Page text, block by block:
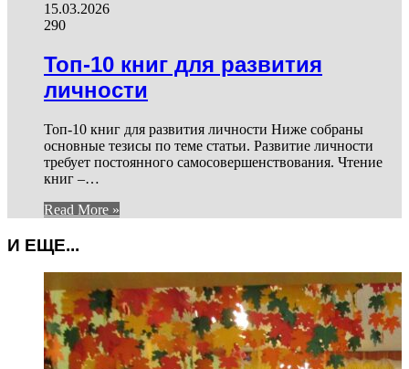
15.03.2026
290
Топ-10 книг для развития
личности
Топ-10 книг для развития личности Ниже собраны
основные тезисы по теме статьи. Развитие личности
требует постоянного самосовершенствования. Чтение
книг –…
Read More »
И ЕЩЕ...